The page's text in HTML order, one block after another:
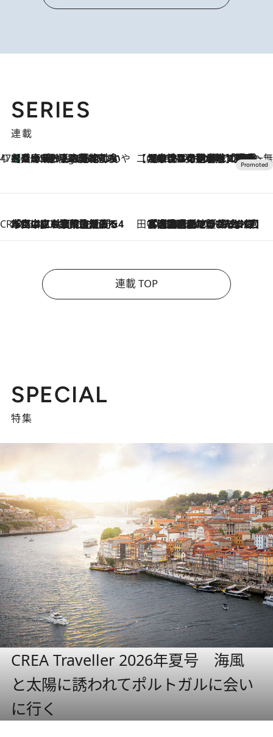
SERIES
連載
47都道府県の手みやげ ひんやりスイーツで夏を満喫
4 Hours Ago
【兵庫県】この夏絶対食べたい 冷やしておいしいおやつ3選 淡路島の恵みをジェラートに集約 【CREA×星野リゾート】唯一無二。癒しと発見が待つ場所へ
2026.8.7
【トンボの足水浴】ヒノキの香りに包まれて涼感マックス！約13℃の湧水かけ流しを避暑地「星野温泉 トンボの湯」で体験
CREA'S CHOICE
2026.8.7
「立川にも歌舞伎があるんだよ」 片岡仁左衛門・市川中車ら豪華座組みで4年目の立川立飛歌舞伎へ 田中稲の勝手に再ブーム
2026.8.7
「湘南乃風に憧れて」観客大盛上がりの“タオル回し”に、ラッパー顔負けの高速歌唱まで…さだまさし（74）のアグレッシブすぎる現在地
連載 TOP
SPECIAL
特集
CREA Traveller 2026年夏号 海風
と太陽に誘われてポルトガルに会い
に行く